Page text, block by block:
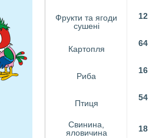
Фрукти та ягоди
сушені
12
Картопля
64
Риба
16
Птиця
54
Свинина,
яловичина
18